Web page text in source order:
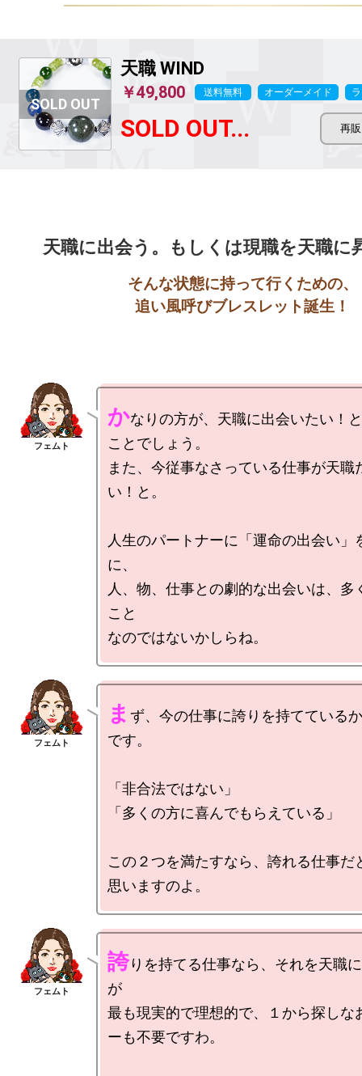
天職 WIND
￥49,800 送料無料 オーダーメイド
SOLD OUT...
そんな状態に持って行くための、
かなりの方が、天職に出会いたい！
ことでしょう。
また、今従事なさっている仕事が天職
い！と。
人生のパートナーに「運命の出会い」
に、
人、物、仕事との劇的な出会いは、多
こと
ま ず、今の仕事に誇りを持てている
です。
「非合法ではない」
「多くの方に喜んでもらえている」
この２つを満たすなら、誇れる仕事だ
誇りを持てる仕事なら、それを天職
が
最も現実的で理想的で、１から探しな
ーも不要ですわ。